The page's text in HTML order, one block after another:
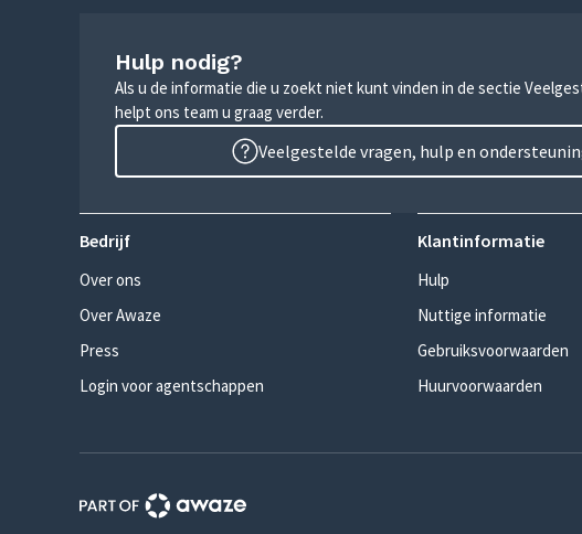
Hulp nodig?
Als u de informatie die u zoekt niet kunt vinden in de sectie
helpt ons team u graag verder.
Veelgestelde vragen, hulp en
Bedrijf
Over ons
Over Awaze
Press
Login voor agentschappen
Klantinformatie
Hulp
Nuttige informatie
Gebruiksvoorwaarden
Huurvoorwaarden